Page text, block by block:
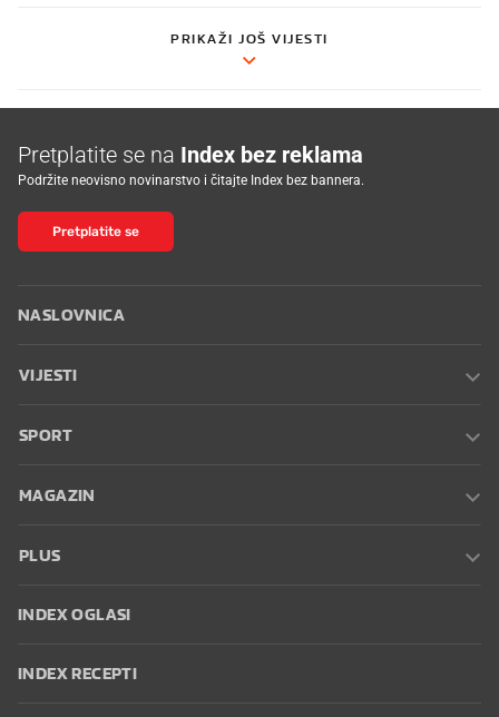
PRIKAŽI JOŠ VIJESTI
Pretplatite se na Index bez reklama
Podržite neovisno novinarstvo i čitajte Index bez bannera.
Pretplatite se
NASLOVNICA
VIJESTI
SPORT
MAGAZIN
PLUS
INDEX OGLASI
INDEX RECEPTI